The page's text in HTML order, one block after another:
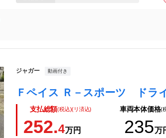
ジャガー 動画付き
支払総額(税込)(リ済込)
252.4万円
車両本体価格(
235万